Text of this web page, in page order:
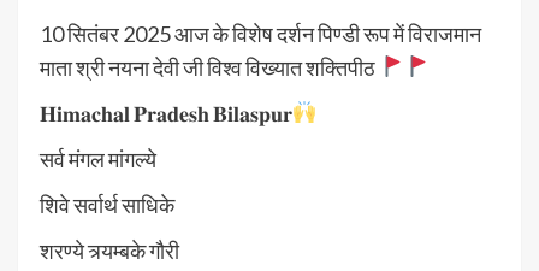
10 सितंबर 2025 आज के विशेष दर्शन पिण्डी रूप में विराजमान
माता श्री नयना देवी जी विश्व विख्यात शक्तिपीठ
𝐇𝐢𝐦𝐚𝐜𝐡𝐚𝐥 𝐏𝐫𝐚𝐝𝐞𝐬𝐡 𝐁𝐢𝐥𝐚𝐬𝐩𝐮𝐫
सर्व मंगल मांगल्ये
शिवे सर्वार्थ साधिके
शरण्ये त्र्यम्बके गौरी